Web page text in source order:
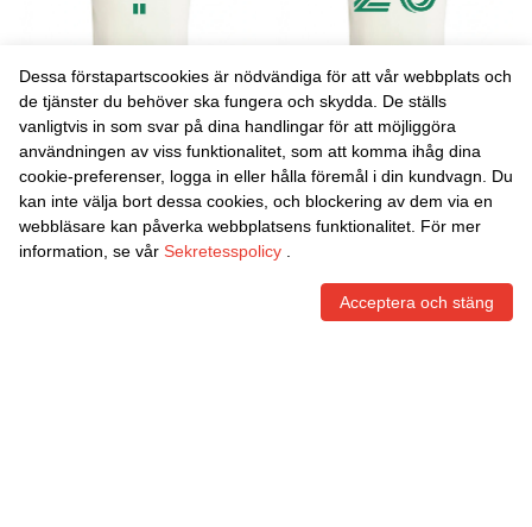
Danxen Män Nicolas
Aristizabal #0 Vit Grön
Bortatröja Matchtröjor
2025/26 Tröjor T-Tröja
464,95Skr
Danxen Män Matt Bersano
#20 Vit Grön Bortatröja
Matchtröjor 2025/26 Tröjor
T-Tröja
464,95Skr
Dessa förstapartscookies är nödvändiga för att vår webbplats och
de tjänster du behöver ska fungera och skydda. De ställs
vanligtvis in som svar på dina handlingar för att möjliggöra
användningen av viss funktionalitet, som att komma ihåg dina
cookie-preferenser, logga in eller hålla föremål i din kundvagn. Du
kan inte välja bort dessa cookies, och blockering av dem via en
webbläsare kan påverka webbplatsens funktionalitet. För mer
information, se vår Sekretesspolicy
Acceptera och stäng